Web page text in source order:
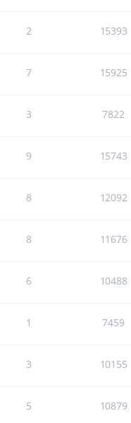
2 15393
7 15925
3 7822
9 15743
8 12092
8 11676
6 10488
1 7459
3 10155
5 10879